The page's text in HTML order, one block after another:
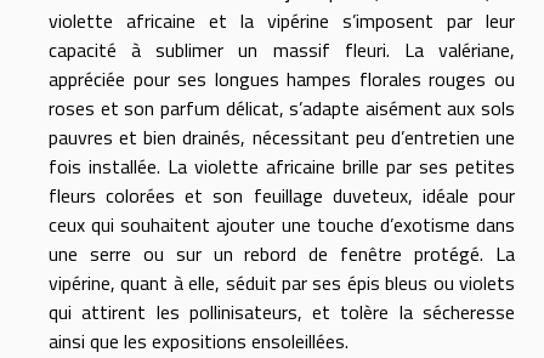
violette africaine et la vipérine s’imposent par leur
capacité à sublimer un massif fleuri. La valériane,
appréciée pour ses longues hampes florales rouges ou
roses et son parfum délicat, s’adapte aisément aux sols
pauvres et bien drainés, nécessitant peu d’entretien une
fois installée. La violette africaine brille par ses petites
fleurs colorées et son feuillage duveteux, idéale pour
ceux qui souhaitent ajouter une touche d’exotisme dans
une serre ou sur un rebord de fenêtre protégé. La
vipérine, quant à elle, séduit par ses épis bleus ou violets
qui attirent les pollinisateurs, et tolère la sécheresse
ainsi que les expositions ensoleillées.